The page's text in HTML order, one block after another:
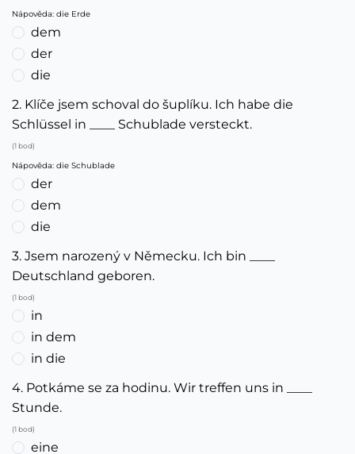
Nápověda: die Erde
dem
der
die
2. Klíče jsem schoval do šuplíku. Ich habe die
Schlüssel in ____ Schublade versteckt.
(1 bod)
Nápověda: die Schublade
der
dem
die
3. Jsem narozený v Německu. Ich bin ____
Deutschland geboren.
(1 bod)
in
in dem
in die
4. Potkáme se za hodinu. Wir treffen uns in ____
Stunde.
(1 bod)
eine